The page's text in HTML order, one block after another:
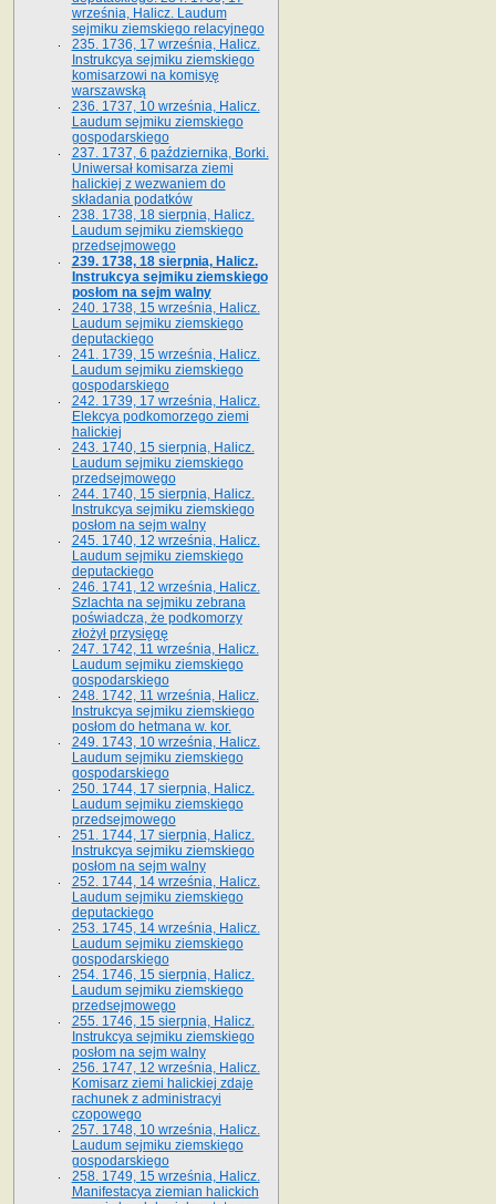
września, Halicz. Laudum
sejmiku ziemskiego relacyjnego
235. 1736, 17 września, Halicz.
Instrukcya sejmiku ziemskiego
komisarzowi na komisyę
warszawską
236. 1737, 10 września, Halicz.
Laudum sejmiku ziemskiego
gospodarskiego
237. 1737, 6 października, Borki.
Uniwersał komisarza ziemi
halickiej z wezwaniem do
składania podatków
238. 1738, 18 sierpnia, Halicz.
Laudum sejmiku ziemskiego
przedsejmowego
239. 1738, 18 sierpnia, Halicz.
Instrukcya sejmiku ziemskiego
posłom na sejm walny
240. 1738, 15 września, Halicz.
Laudum sejmiku ziemskiego
deputackiego
241. 1739, 15 września, Halicz.
Laudum sejmiku ziemskiego
gospodarskiego
242. 1739, 17 września, Halicz.
Elekcya podkomorzego ziemi
halickiej
243. 1740, 15 sierpnia, Halicz.
Laudum sejmiku ziemskiego
przedsejmowego
244. 1740, 15 sierpnia, Halicz.
Instrukcya sejmiku ziemskiego
posłom na sejm walny
245. 1740, 12 września, Halicz.
Laudum sejmiku ziemskiego
deputackiego
246. 1741, 12 września, Halicz.
Szlachta na sejmiku zebrana
poświadcza, że podkomorzy
złożył przysięgę
247. 1742, 11 września, Halicz.
Laudum sejmiku ziemskiego
gospodarskiego
248. 1742, 11 września, Halicz.
Instrukcya sejmiku ziemskiego
posłom do hetmana w. kor.
249. 1743, 10 września, Halicz.
Laudum sejmiku ziemskiego
gospodarskiego
250. 1744, 17 sierpnia, Halicz.
Laudum sejmiku ziemskiego
przedsejmowego
251. 1744, 17 sierpnia, Halicz.
Instrukcya sejmiku ziemskiego
posłom na sejm walny
252. 1744, 14 września, Halicz.
Laudum sejmiku ziemskiego
deputackiego
253. 1745, 14 września, Halicz.
Laudum sejmiku ziemskiego
gospodarskiego
254. 1746, 15 sierpnia, Halicz.
Laudum sejmiku ziemskiego
przedsejmowego
255. 1746, 15 sierpnia, Halicz.
Instrukcya sejmiku ziemskiego
posłom na sejm walny
256. 1747, 12 września, Halicz.
Komisarz ziemi halickiej zdaje
rachunek z administracyi
czopowego
257. 1748, 10 września, Halicz.
Laudum sejmiku ziemskiego
gospodarskiego
258. 1749, 15 września, Halicz.
Manifestacya ziemian halickich